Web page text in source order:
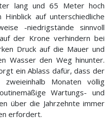
lang und 65 Meter hoch
auf unterschiedliche
-niedrigstände sinnvoll
der Krone verhindern bei
Druck auf die Mauer und
Wasser den Weg hinunter.
ein Ablass dafür, dass der
Monaten völlig
Wartungs- und
über die Jahrzehnte immer
erfordert.